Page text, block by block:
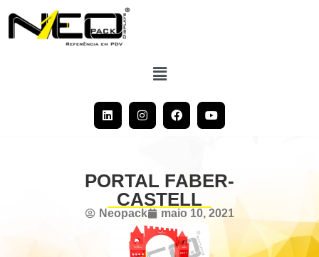
PORTAL FABER-
CASTELL
Neopack maio 10, 2021